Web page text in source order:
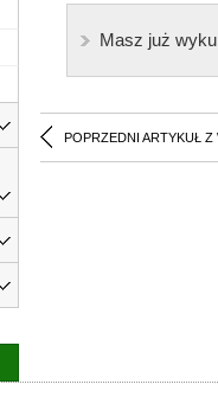
Masz już
POPRZEDNI ARTYKUŁ Z